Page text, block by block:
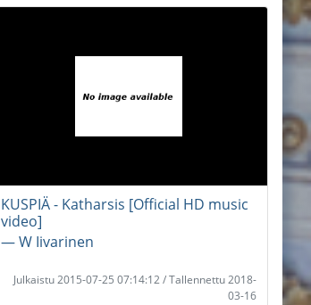
KUSPIÄ - Katharsis [Official HD music
video]
― W Iivarinen
Julkaistu 2015-07-25 07:14:12 / Tallennettu 2018-
03-16